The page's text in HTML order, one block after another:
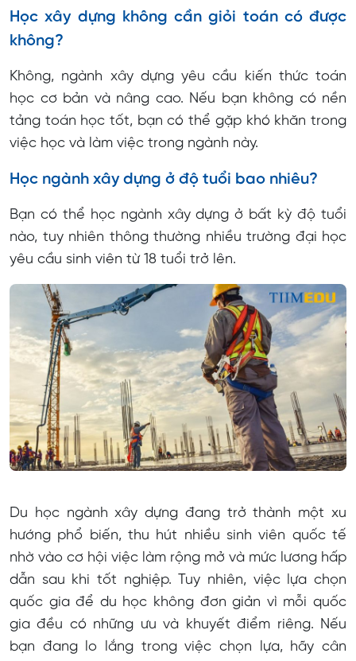
Học xây dựng không cần giỏi toán có được
không?
Không, ngành xây dựng yêu cầu kiến thức toán
học cơ bản và nâng cao. Nếu bạn không có nền
tảng toán học tốt, bạn có thể gặp khó khăn trong
việc học và làm việc trong ngành này.
Học ngành xây dựng ở độ tuổi bao nhiêu?
Bạn có thể học ngành xây dựng ở bất kỳ độ tuổi
nào, tuy nhiên thông thường nhiều trường đại học
yêu cầu sinh viên từ 18 tuổi trở lên.
Du học ngành xây dựng đang trở thành một xu
hướng phổ biến, thu hút nhiều sinh viên quốc tế
nhờ vào cơ hội việc làm rộng mở và mức lương hấp
dẫn sau khi tốt nghiệp. Tuy nhiên, việc lựa chọn
quốc gia để du học không đơn giản vì mỗi quốc
gia đều có những ưu và khuyết điểm riêng. Nếu
bạn đang lo lắng trong việc chọn lựa, hãy cân